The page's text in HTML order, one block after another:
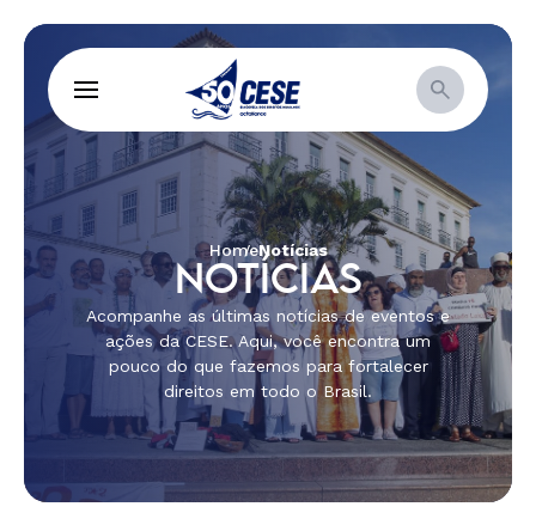
HomeNotícias
NOTÍCIAS
Acompanhe as últimas notícias de eventos e
ações da CESE. Aqui, você encontra um
pouco do que fazemos para fortalecer
direitos em todo o Brasil.